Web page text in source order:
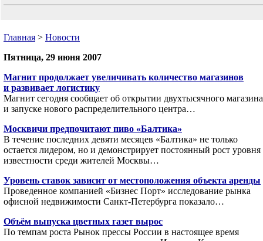
Главная > Новости
Пятница, 29 июня 2007
Магнит продолжает увеличивать количество магазинов
и развивает логистику
Магнит сегодня сообщает об открытии двухтысячного магазина
и запуске нового распределительного центра…
Москвичи предпочитают пиво «Балтика»
В течение последних девяти месяцев «Балтика» не только
остается лидером, но и демонстрирует постоянный рост уровня
известности среди жителей Москвы…
Уровень ставок зависит от местоположения объекта аренды
Проведенное компанией «Бизнес Порт» исследование рынка
офисной недвижимости Санкт-Петербурга показало…
Объём выпуска цветных газет вырос
По темпам роста Рынок прессы России в настоящее время